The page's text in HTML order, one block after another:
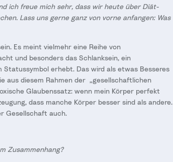
ich freue mich sehr, dass wir heute über Diät-
Lass uns gerne ganz von vorne anfangen: Was
Es meint vielmehr eine Reihe von
und besonders das Schlanksein, ein
erhebt. Das wird als etwas Besseres
aus diesem Rahmen der „gesellschaftlichen
Glaubenssatz: wenn mein Körper perfekt
dass manche Körper besser sind als andere.
Gesellschaft auch.
Zusammenhang?